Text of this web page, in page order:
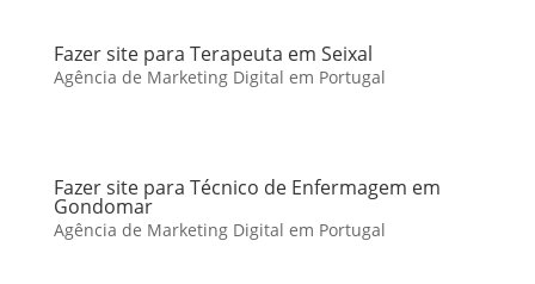
Fazer site para Terapeuta em Seixal
Agência de Marketing Digital em Portugal
Fazer site para Técnico de Enfermagem em
Gondomar
Agência de Marketing Digital em Portugal